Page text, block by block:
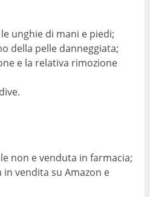
unghie di mani e piedi;
della pelle danneggiata;
e la relativa rimozione
non e venduta in farmacia;
vendita su Amazon e